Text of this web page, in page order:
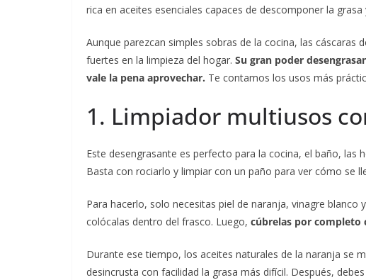
rica en aceites esenciales capaces de descomponer la
Aunque parezcan simples sobras de la cocina, las
fuertes en la limpieza del hogar. Su gran poder
vale la pena aprovechar. Te contamos los usos más
1. Limpiador multiusos
Este desengrasante es perfecto para la cocina, el baño, las
Basta con rociarlo y limpiar con un paño para ver cómo se
Para hacerlo, solo necesitas piel de naranja, vinagre
colócalas dentro del frasco. Luego, cúbrelas por completo
Durante ese tiempo, los aceites naturales de la naranja se
desincrusta con facilidad la grasa más difícil. Después,